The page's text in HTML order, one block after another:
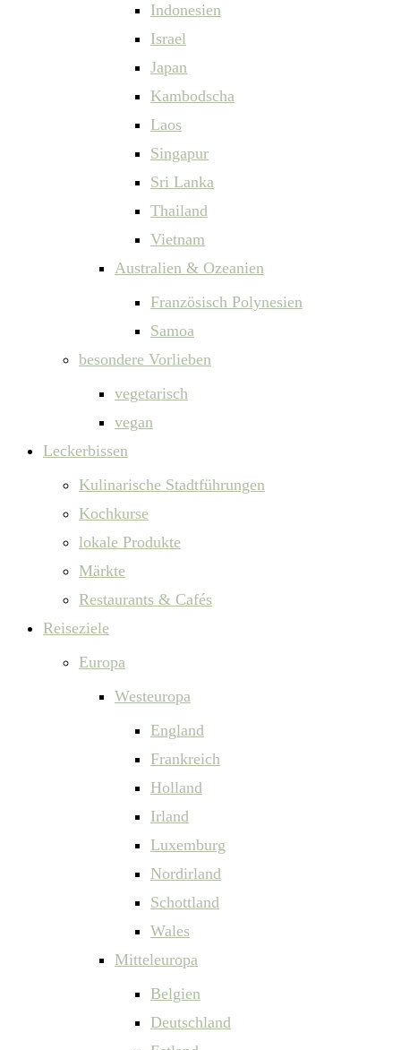
Indonesien
Israel
Japan
Kambodscha
Laos
Singapur
Sri Lanka
Thailand
Vietnam
Australien & Ozeanien
Französisch Polynesien
Samoa
besondere Vorlieben
vegetarisch
vegan
Leckerbissen
Kulinarische Stadtführungen
Kochkurse
lokale Produkte
Märkte
Restaurants & Cafés
Reiseziele
Europa
Westeuropa
England
Frankreich
Holland
Irland
Luxemburg
Nordirland
Schottland
Wales
Mitteleuropa
Belgien
Deutschland